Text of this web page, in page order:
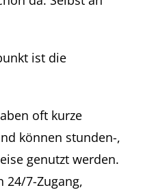
ist die
oft kurze
können stunden-,
genutzt werden.
24/7-Zugang,